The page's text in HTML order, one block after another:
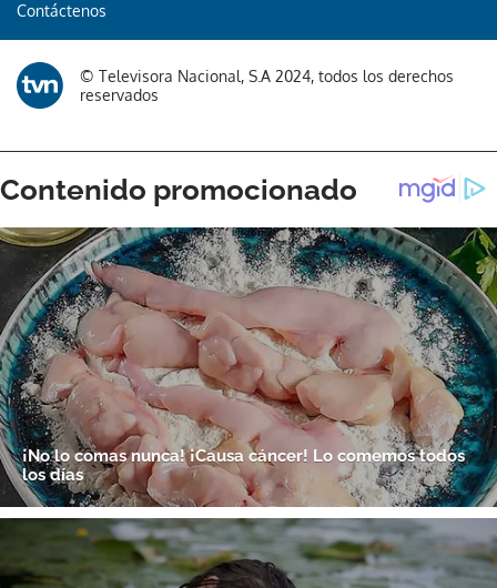
Contáctenos
© Televisora Nacional, S.A 2024, todos los derechos
reservados